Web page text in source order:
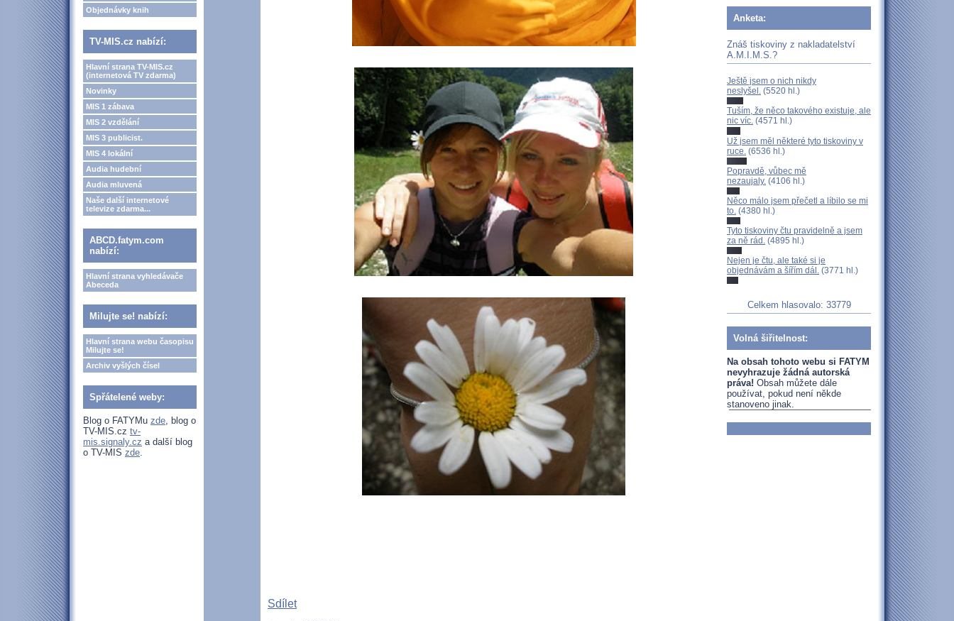
Objednávky knih
TV-MIS.cz nabízí:
Hlavní strana TV-MIS.cz
(internetová TV zdarma)
Novinky
MIS 1 zábava
MIS 2 vzdělání
MIS 3 publicist.
MIS 4 lokální
Audia hudební
Audia mluvená
Naše další internetové
televize zdarma...
ABCD.fatym.com
nabízí:
Hlavní strana vyhledávače
Abeceda
Milujte se! nabízí:
Hlavní strana webu časopisu
Milujte se!
Archiv vyšlých čísel
Spřátelené weby:
Blog o FATYMu zde, blog o
TV-MIS.cz tv-
mis.signaly.cz a další blog
o TV-MIS zde.
Sdílet
Anketa:
Znáš tiskoviny z nakladatelství
A.M.I.M.S.?
Ještě jsem o nich nikdy
neslyšel. (5520 hl.)
Tuším, že něco takového existuje, ale
nic víc. (4571 hl.)
Už jsem měl některé tyto tiskoviny v
ruce. (6536 hl.)
Popravdě, vůbec mě
nezaujaly. (4106 hl.)
Něco málo jsem přečetl a líbilo se mi
to. (4380 hl.)
Tyto tiskoviny čtu pravidelně a jsem
za ně rád. (4895 hl.)
Nejen je čtu, ale také si je
objednávám a šířím dál. (3771 hl.)
Celkem hlasovalo: 33779
Volná šiřitelnost:
Na obsah tohoto webu si FATYM
nevyhrazuje žádná autorská
práva! Obsah můžete dále
používat, pokud není někde
stanoveno jinak.